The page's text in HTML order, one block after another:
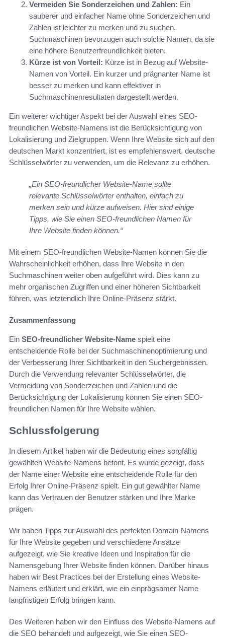
Vermeiden Sie Sonderzeichen und Zahlen: Ein
sauberer und einfacher Name ohne Sonderzeichen und
Zahlen ist leichter zu merken und zu suchen.
Suchmaschinen bevorzugen auch solche Namen, da sie
eine höhere Benutzerfreundlichkeit bieten.
Kürze ist von Vorteil: Kürze ist in Bezug auf Website-
Namen von Vorteil. Ein kurzer und prägnanter Name ist
besser zu merken und kann effektiver in
Suchmaschinenresultaten dargestellt werden.
Ein weiterer wichtiger Aspekt bei der Auswahl eines SEO-
freundlichen Website-Namens ist die Berücksichtigung von
Lokalisierung und Zielgruppen. Wenn Ihre Website sich auf den
deutschen Markt konzentriert, ist es empfehlenswert, deutsche
Schlüsselwörter zu verwenden, um die Relevanz zu erhöhen.
„Ein SEO-freundlicher Website-Name sollte
relevante Schlüsselwörter enthalten, einfach zu
merken sein und kürze aufweisen. Hier sind einige
Tipps, wie Sie einen SEO-freundlichen Namen für
Ihre Website finden können.“
Mit einem SEO-freundlichen Website-Namen können Sie die
Wahrscheinlichkeit erhöhen, dass Ihre Website in den
Suchmaschinen weiter oben aufgeführt wird. Dies kann zu
mehr organischen Zugriffen und einer höheren Sichtbarkeit
führen, was letztendlich Ihre Online-Präsenz stärkt.
Zusammenfassung
Ein SEO-freundlicher Website-Name spielt eine
entscheidende Rolle bei der Suchmaschinenoptimierung und
der Verbesserung Ihrer Sichtbarkeit in den Suchergebnissen.
Durch die Verwendung relevanter Schlüsselwörter, die
Vermeidung von Sonderzeichen und Zahlen und die
Berücksichtigung der Lokalisierung können Sie einen SEO-
freundlichen Namen für Ihre Website wählen.
Schlussfolgerung
In diesem Artikel haben wir die Bedeutung eines sorgfältig
gewählten Website-Namens betont. Es wurde gezeigt, dass
der Name einer Website eine entscheidende Rolle für den
Erfolg Ihrer Online-Präsenz spielt. Ein gut gewählter Name
kann das Vertrauen der Benutzer stärken und Ihre Marke
prägen.
Wir haben Tipps zur Auswahl des perfekten Domain-Namens
für Ihre Website gegeben und verschiedene Ansätze
aufgezeigt, wie Sie kreative Ideen und Inspiration für die
Namensgebung Ihrer Website finden können. Darüber hinaus
haben wir Best Practices bei der Erstellung eines Website-
Namens erläutert und erklärt, wie ein einprägsamer Name
langfristigen Erfolg bringen kann.
Des Weiteren haben wir den Einfluss des Website-Namens auf
die SEO behandelt und aufgezeigt, wie Sie einen SEO-